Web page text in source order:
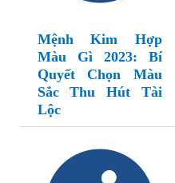
Mệnh Kim Hợp
Màu Gì 2023: Bí
Quyết Chọn Màu
Sắc Thu Hút Tài
Lộc